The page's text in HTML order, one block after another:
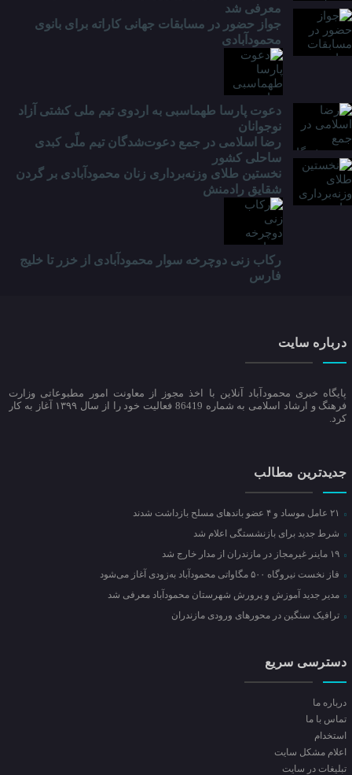
معرفی شد
جواز حضور در مسابقات جهانی کاراته برای بانوی
محمودآبادی
دعوت پارسا طهماسبی به اردوی تیم ملی کشتی آزاد
نوجوانان
رضا اسلامی در جمع دعوت‌شدگان تیم ملّی کبدی
ساحلی کشور
نخستین طلای وزنه‌برداری زنان محمودآبادی بر گردن
شقایق رادمنش
رکاب زنی دوچرخه سوار محمودآبادی از خزر تا خلیج
فارس
درباره سایت
پایگاه خبری محمودآباد آنلاین با اخذ مجوز از معاونت امور مطبوعاتی وزارت
فرهنگ و ارشاد اسلامی به شماره 86419 فعالیت خود را از سال ۱۳۹۹ آغاز به کار
کرد.
جدیدترین مطالب
شرط جدید برای بازنشستگی اعلام شد
فاز نخست نیروگاه ۵۰۰ مگاواتی محمودآباد به‌زودی آغاز می‌شود
مدیر جدید آموزش و پرورش شهرستان محمودآباد معرفی شد
ترافیک سنگین در محور‌های ورودی مازندران
دسترسی سریع
درباره ما
تماس با ما
استخدام
اعلام مشکل سایت
تبلیغات در سایت